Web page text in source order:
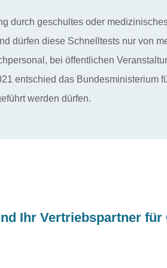
durch geschultes oder
dürfen diese Schnelltests nur von
bei öffentlichen
entschied das Bundesministerium
werden dürfen.
Ihr Vertriebspartner für